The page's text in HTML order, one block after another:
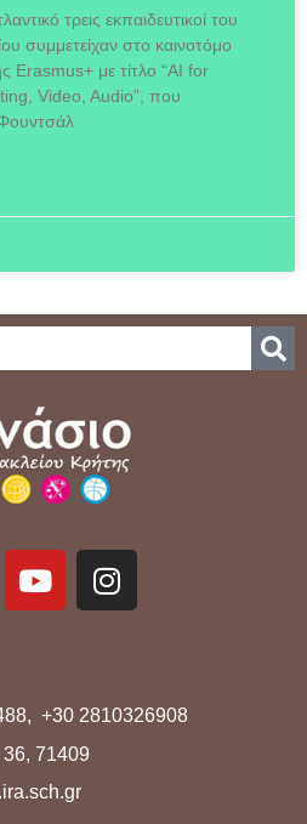
τρεις εκπαιδευτικοί του
συμμετείχαν στο καινοτόμο
με τίτλο “AI for
Video, Audio”, που
+30 2810326908
36, 71409